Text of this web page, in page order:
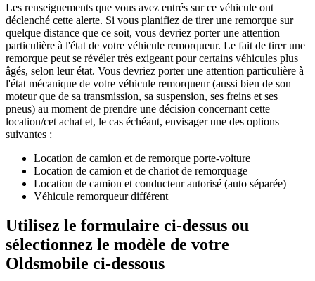
Les renseignements que vous avez entrés sur ce véhicule ont
déclenché cette alerte. Si vous planifiez de tirer une remorque sur
quelque distance que ce soit, vous devriez porter une attention
particulière à l'état de votre véhicule remorqueur. Le fait de tirer une
remorque peut se révéler très exigeant pour certains véhicules plus
âgés, selon leur état. Vous devriez porter une attention particulière à
l'état mécanique de votre véhicule remorqueur (aussi bien de son
moteur que de sa transmission, sa suspension, ses freins et ses
pneus) au moment de prendre une décision concernant cette
location/cet achat et, le cas échéant, envisager une des options
suivantes :
Location de camion et de remorque porte-voiture
Location de camion et de chariot de remorquage
Location de camion et conducteur autorisé (auto séparée)
Véhicule remorqueur différent
Utilisez le formulaire ci-dessus ou
sélectionnez le modèle de votre
Oldsmobile ci-dessous